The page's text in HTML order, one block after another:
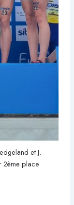
et J.
2ème place